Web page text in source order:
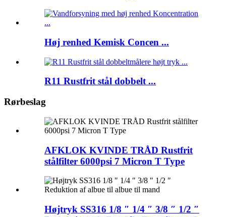
Høj renhed Kemisk Concen ...
R11 Rustfrit stål dobbelt ...
Rørbeslag
AFKLOK KVINDE TRÅD Rustfrit
stålfilter 6000psi 7 Micron T Type
Højtryk SS316 1/8 ″ 1/4 ″ 3/8 ″ 1/2 ″